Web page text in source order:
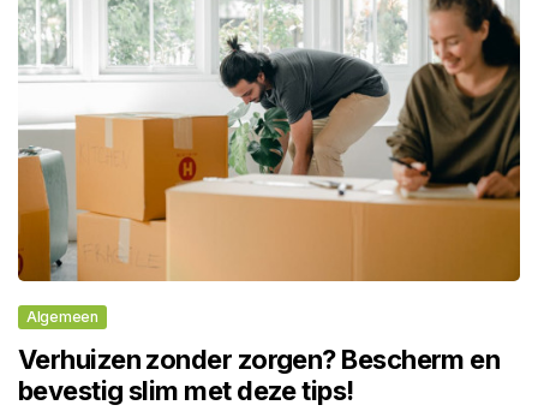
Algemeen
Verhuizen zonder zorgen? Bescherm en
bevestig slim met deze tips!